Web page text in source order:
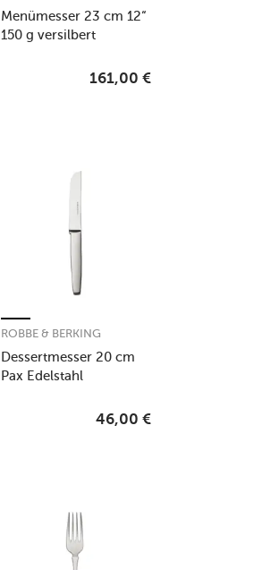
Menümesser 23 cm 12“
150 g versilbert
161,00 €
Dessertmesser 20 cm
Pax Edelstahl
ROBBE & BERKING
46,00 €